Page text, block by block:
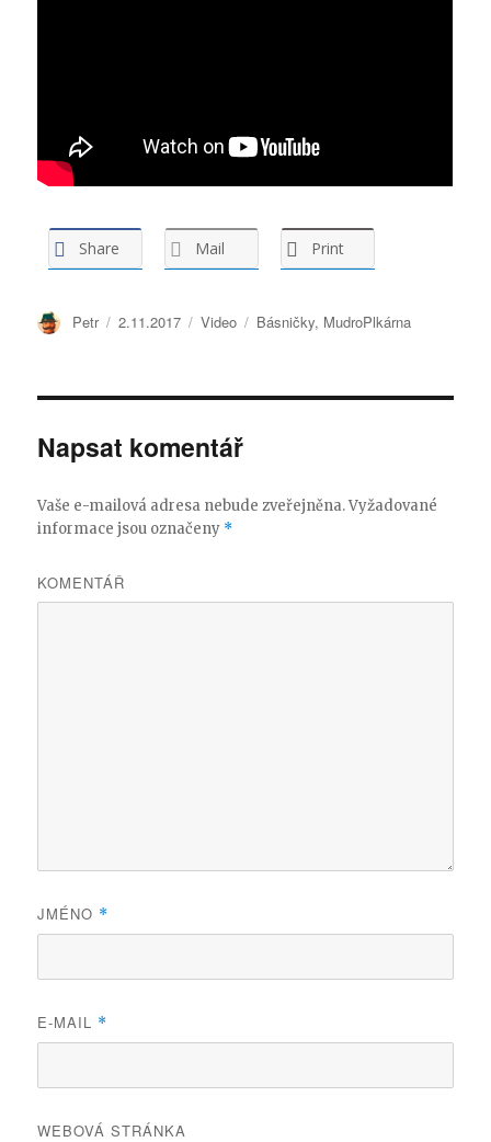
Share Mail Print
Autor:
Petr Publikováno:
2.11.2017 Formát:
Video Rubriky:
Básničky, MudroPlkárna
Napsat komentář
Vaše e-mailová adresa nebude zveřejněna.Vyžadované
informace jsou označeny *
KOMENTÁŘ
JMÉNO *
E-MAIL *
WEBOVÁ STRÁNKA